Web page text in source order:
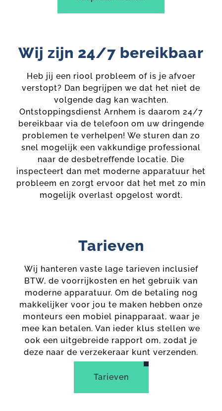
Wij zijn 24/7 bereikbaar
Heb jij een riool probleem of is je afvoer
verstopt? Dan begrijpen we dat het niet de
volgende dag kan wachten.
Ontstoppingsdienst Arnhem is daarom 24/7
bereikbaar via de telefoon om uw dringende
problemen te verhelpen! We sturen dan zo
snel mogelijk een vakkundige professional
naar de desbetreffende locatie. Die
inspecteert dan met moderne apparatuur het
probleem en zorgt ervoor dat het met zo min
mogelijk overlast opgelost wordt.
Tarieven
Wij hanteren vaste lage tarieven inclusief
BTW, de voorrijkosten en het gebruik van
moderne apparatuur. Om de betaling nog
makkelijker voor jou te maken hebben onze
monteurs een mobiel pinapparaat, waar je
mee kan betalen. Van ieder klus stellen we
ook een uitgebreide rapport om, zodat je
deze naar de verzekeraar kunt verzenden.
Tarieven